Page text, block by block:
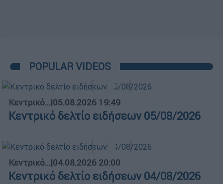
POPULAR VIDEOS
Κεντρικό...|05.08.2026 19:49
Κεντρικό δελτίο ειδήσεων 05/08/2026
Κεντρικό...|04.08.2026 20:00
Κεντρικό δελτίο ειδήσεων 04/08/2026